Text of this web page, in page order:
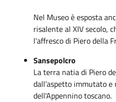
Nel Museo è esposta
risalente al XIV secolo,
l’affresco di Piero della
Sansepolcro
La terra natia di Piero
dall’aspetto immutato
dell'Appennino toscano.